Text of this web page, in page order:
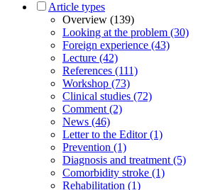
Article types
Overview (139)
Looking at the problem (30)
Foreign experience (43)
Lecture (42)
References (111)
Workshop (73)
Clinical studies (72)
Comment (2)
News (46)
Letter to the Editor (1)
Prevention (1)
Diagnosis and treatment (5)
Comorbidity stroke (1)
Rehabilitation (1)